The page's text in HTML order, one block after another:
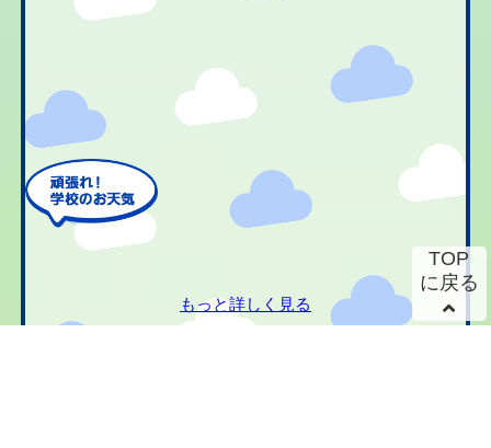
もっと詳しく見る
TOP
に戻る